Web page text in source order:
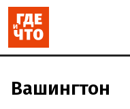
Вашингтон